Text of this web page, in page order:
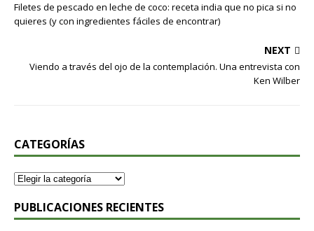
Filetes de pescado en leche de coco: receta india que no pica si no
quieres (y con ingredientes fáciles de encontrar)
NEXT
Viendo a través del ojo de la contemplación. Una entrevista con
Ken Wilber
CATEGORÍAS
PUBLICACIONES RECIENTES